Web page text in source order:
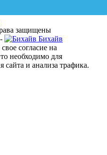
защищены
Бихайв
согласие на
необходимо для
и анализа трафика.